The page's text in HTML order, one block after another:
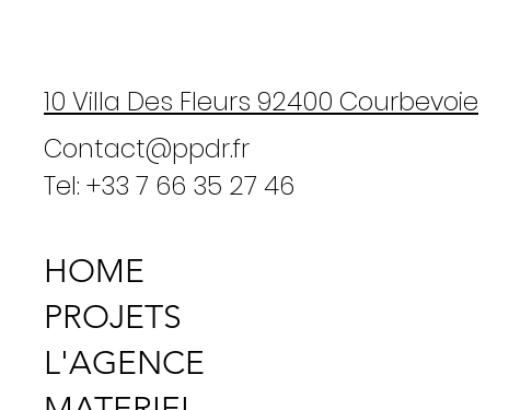
Contact@ppdr.fr
Tel: +33 7 66 35 27 46
10 Villa Des Fleurs 92400 Courbevoie
HOME
PROJETS
L'AGENCE